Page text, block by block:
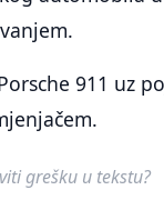
911 uz
grešku u tekstu?